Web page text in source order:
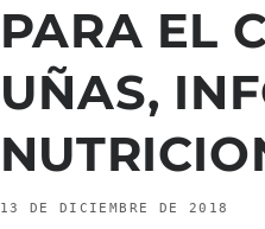
PARA EL
UÑAS,
13 DE DICIEMBRE DE 2018